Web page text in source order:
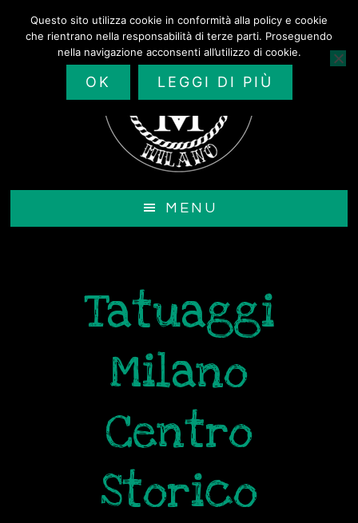
contenuto
MENU
Tatuaggi
Milano
Centro
Storico
Questo sito utilizza cookie in conformità alla policy e cookie
che rientrano nella responsabilità di terze parti. Proseguendo
nella navigazione acconsenti all’utilizzo di cookie.
OK LEGGI DI PIÙ